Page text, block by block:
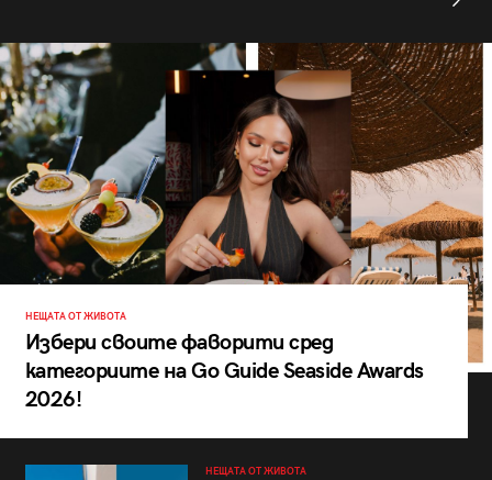
НЕЩАТА ОТ ЖИВОТА
Избери своите фаворити сред
категориите на Go Guide Seaside Awards
2026!
НЕЩАТА ОТ ЖИВОТА